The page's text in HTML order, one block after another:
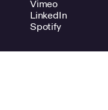
Vimeo
LinkedIn
Spotify